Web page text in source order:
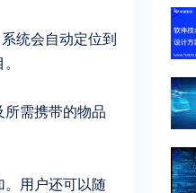
>
>
>